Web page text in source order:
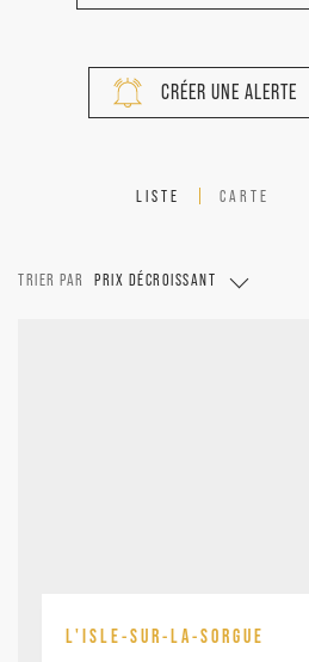
CRÉER UNE ALERTE
LISTE CARTE
TRIER PAR PRIX DÉCROISSANT
L'ISLE-SUR-LA-SORGUE